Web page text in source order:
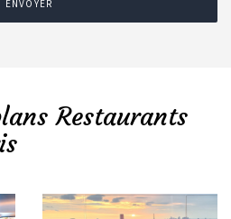
ENVOYER
Restaurants